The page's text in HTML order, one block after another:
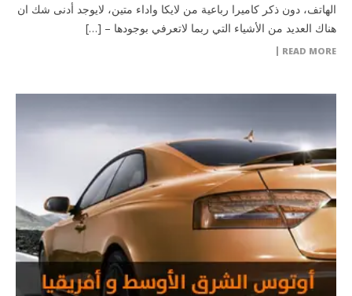
الهاتف، دون ذكر كاميرا رباعية من لايكا واداء متين، لايوجد أدنى شك ان
هناك العديد من الأشياء التي ربما لاتعرفي بوجودها – […]
READ MORE